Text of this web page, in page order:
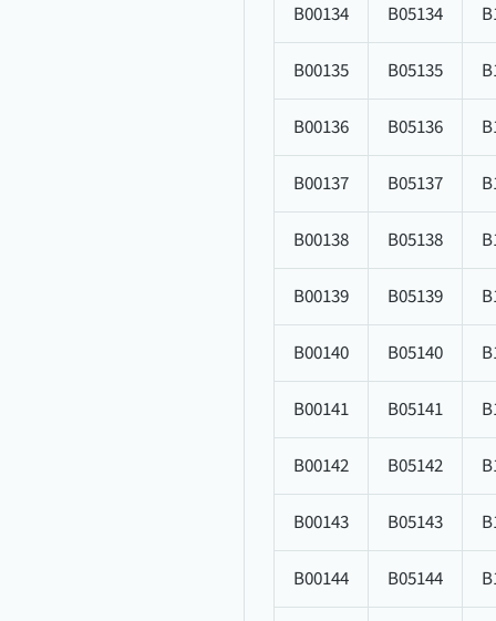
B00134 B05134
B00135 B05135
B00136 B05136
B00137 B05137
B00138 B05138
B00139 B05139
B00140 B05140
B00141 B05141
B00142 B05142
B00143 B05143
B00144 B05144